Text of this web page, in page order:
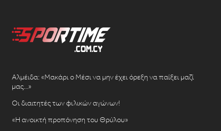
Αλμέιδα: «Μακάρι ο Μέσι να μην έχει όρεξη να παίξει μαζί
μας…»
Οι διαιτητές των φιλικών αγώνων!
«Η ανοικτή προπόνηση του Θρύλου»